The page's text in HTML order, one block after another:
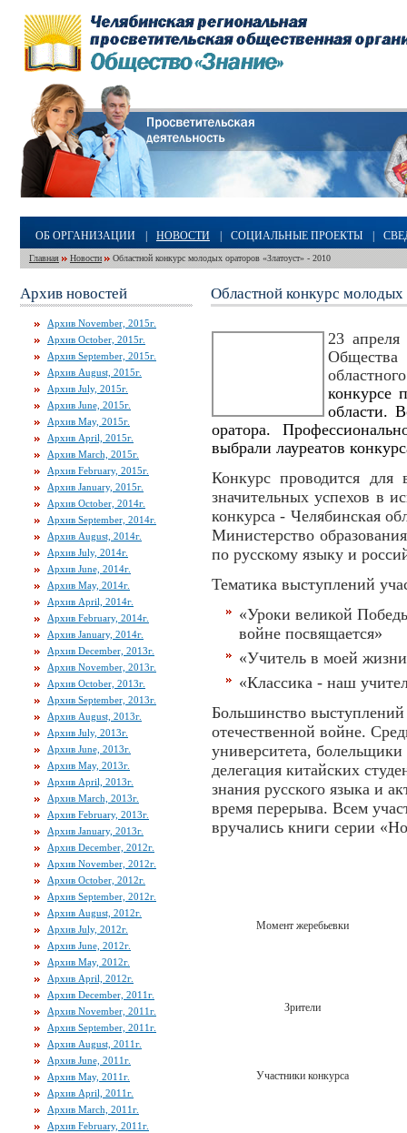
ОБ ОРГАНИЗАЦИИ НОВОСТИ СОЦИАЛЬНЫЕ ПРОЕКТЫ
Главная Новости Областной конкурс молодых ораторов «Златоуст» - 2010
Архив новостей
Архив November, 2015г.
Архив October, 2015г.
Архив September, 2015г.
Архив August, 2015г.
Архив July, 2015г.
Архив June, 2015г.
Архив May, 2015г.
Архив April, 2015г.
Архив March, 2015г.
Архив February, 2015г.
Архив January, 2015г.
Архив October, 2014г.
Архив September, 2014г.
Архив August, 2014г.
Архив July, 2014г.
Архив June, 2014г.
Архив May, 2014г.
Архив April, 2014г.
Архив February, 2014г.
Архив January, 2014г.
Архив December, 2013г.
Архив November, 2013г.
Архив October, 2013г.
Архив September, 2013г.
Архив August, 2013г.
Архив July, 2013г.
Архив June, 2013г.
Архив May, 2013г.
Архив April, 2013г.
Архив March, 2013г.
Архив February, 2013г.
Архив January, 2013г.
Архив December, 2012г.
Архив November, 2012г.
Архив October, 2012г.
Архив September, 2012г.
Архив August, 2012г.
Архив July, 2012г.
Архив June, 2012г.
Архив May, 2012г.
Архив April, 2012г.
Архив December, 2011г.
Архив November, 2011г.
Архив September, 2011г.
Архив August, 2011г.
Архив June, 2011г.
Архив May, 2011г.
Архив April, 2011г.
Архив March, 2011г.
Архив February, 2011г.
Областной конкурс
23 апреля
конкурсе
области.
оратора.
выбрали лауреатов
Конкурс проводится для
значительных успехов в
конкурса - Челябинская
Министерство
по русскому языку и
Тематика выступлений
«Уроки великой
войне посвящается»
«Учитель в моей
«Классика - наш
Большинство
отечественной войне.
университета,
делегация китайских
знания русского языка и
время перерыва. Всем
вручались книги серии
Момент жеребьевки
Зрители
Участники конкурса